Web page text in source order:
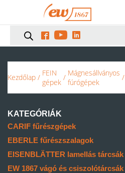
  
Kezdőlap / FEIN
gépek / Mágnesállványos
fúrógépek
/
KATEGÓRIÁK
CARIF fűrészgépek
EBERLE fűrészszalagok
EISENBLÄTTER lamellás tárcsák
EW 1867 vágó és csiszolótárcsák